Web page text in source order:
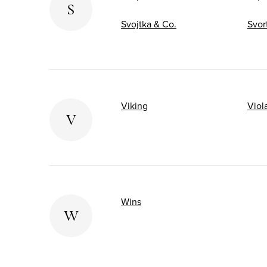
S
Svojtka & Co.
V
Viking
W
Wins